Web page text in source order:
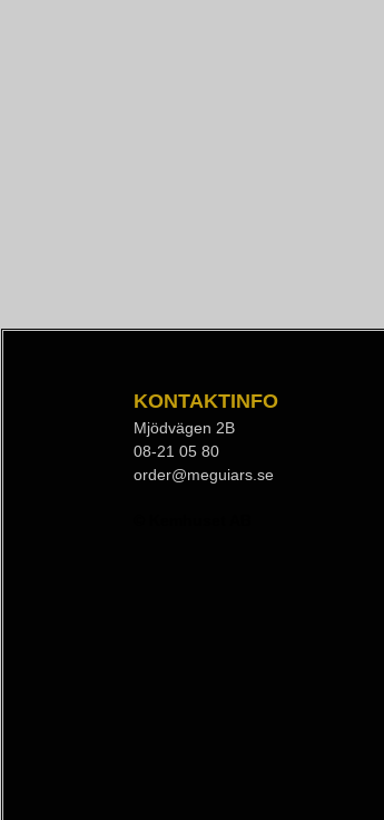
KONTAKTINFO
Mjödvägen 2B
08-21 05 80
order@meguiars.se